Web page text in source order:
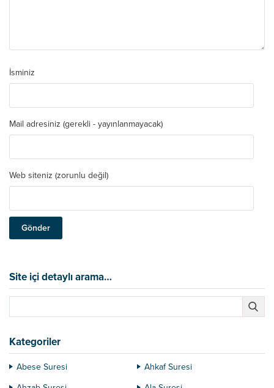
İsminiz
Mail adresiniz (gerekli - yayınlanmayacak)
Web siteniz (zorunlu değil)
Site içi detaylı arama…
Kategoriler
Abese Suresi
Ahkaf Suresi